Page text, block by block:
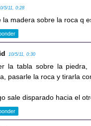
5/11, 0:28
la madera sobre la roca q
10/5/11, 0:30
la tabla sobre la
pasarle la roca y tirarla
sale disparado hacia el